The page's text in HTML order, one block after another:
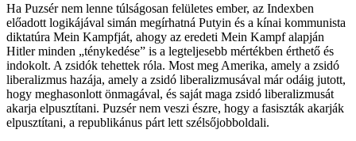
Ha Puzsér nem lenne túlságosan felületes ember, az Indexben
előadott logikájával simán megírhatná Putyin és a kínai kommunista
diktatúra Mein Kampfját, ahogy az eredeti Mein Kampf alapján
Hitler minden „ténykedése” is a legteljesebb mértékben érthető és
indokolt. A zsidók tehettek róla. Most meg Amerika, amely a zsidó
liberalizmus hazája, amely a zsidó liberalizmusával már odáig jutott,
hogy meghasonlott önmagával, és saját maga zsidó liberalizmusát
akarja elpusztítani. Puzsér nem veszi észre, hogy a fasiszták akarják
elpusztítani, a republikánus párt lett szélsőjobboldali.